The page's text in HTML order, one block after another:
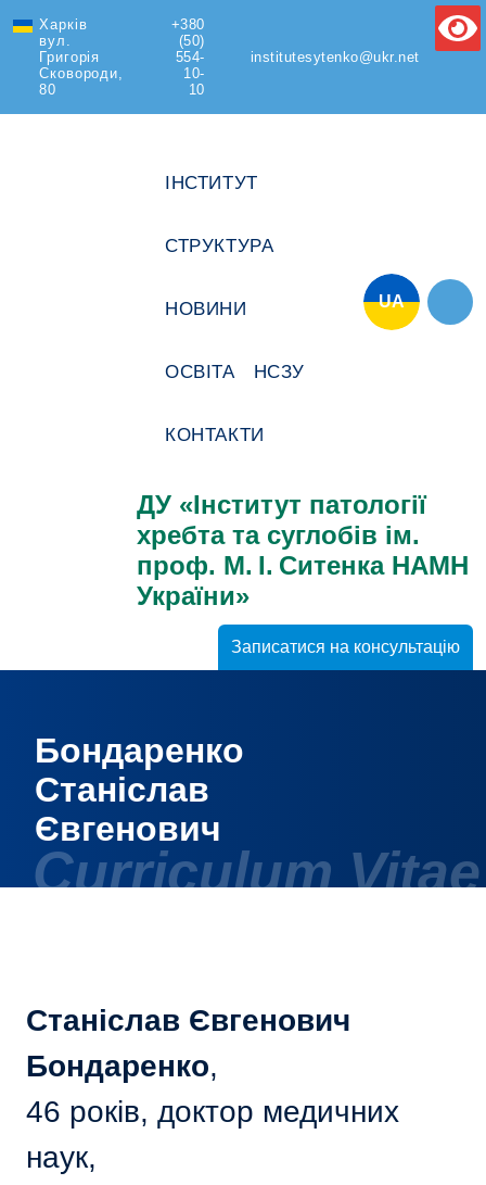
Text Size
Харків
вул.
Григорія
Сковороди,
80
+380
(50)
554-
10-
10
institutesytenko@ukr.net
ІНСТИТУТ
СТРУКТУРА
НОВИНИ
ОСВІТА НСЗУ
КОНТАКТИ
UA
ДУ «Інститут патології
хребта та суглобів ім.
проф. М. І. Ситенка НАМН
України»
Записатися на консультацію
Бондаренко
Станіслав
Євгенович
Станіслав Євгенович
Бондаренко,
46 років, доктор медичних
наук,